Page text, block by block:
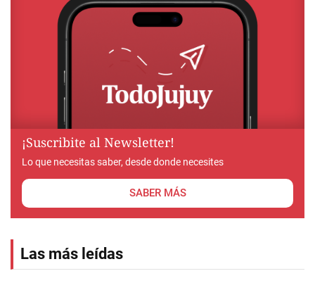
¡Suscribite al Newsletter!
Lo que necesitas saber, desde donde necesites
SABER MÁS
Las más leídas